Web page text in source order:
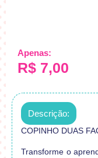
Apenas:
R$ 7,00
Descrição:
COPINHO DUAS
Transforme o